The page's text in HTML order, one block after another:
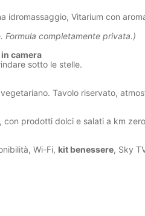
idromassaggio, Vitarium con
Formula completamente privata.)
camera
sotto le stelle.
Tavolo riservato,
con prodotti dolci e salati a km
Wi-Fi, kit benessere, Sky